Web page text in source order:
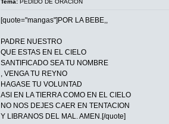
Tema: PEDIDO DE ORACION
[quote="mangas"]POR LA BEBE,,
PADRE NUESTRO
QUE ESTAS EN EL CIELO
SANTIFICADO SEA TU NOMBRE
, VENGA TU REYNO
HAGASE TU VOLUNTAD
ASI EN LA TIERRA COMO EN EL CIELO
NO NOS DEJES CAER EN TENTACION
Y LIBRANOS DEL MAL. AMEN.[/quote]